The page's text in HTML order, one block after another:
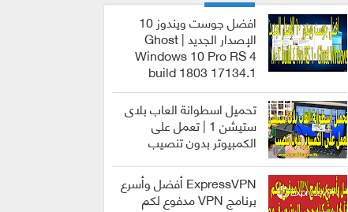
انظمة
التشغيل
افضل جوست ويندوز 10
الإصدار الجديد | Ghost
Windows 10 Pro RS 4
build 1803 17134.1
العاب
تحميل اسطوانة العاب بلاى
ستيشن 1 | تعمل على
الكمبيوتر بدون تنصيب
ExpressVPN أفضل وأسرع
برنامج VPN مدفوع لكم